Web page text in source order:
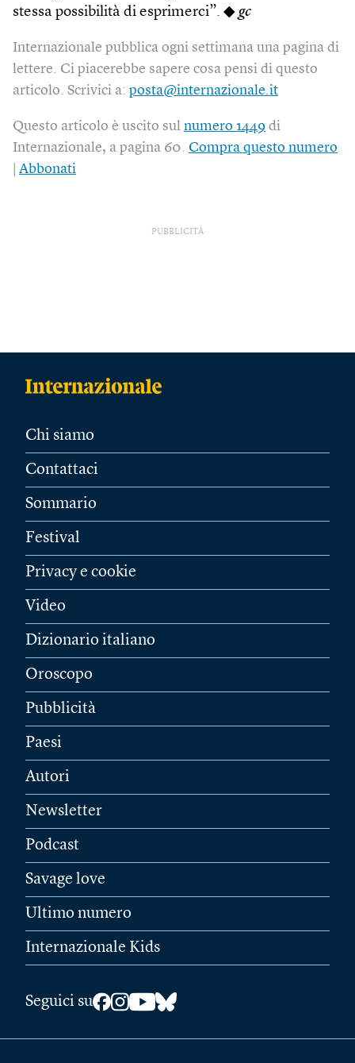
stessa possibilità di esprimerci”. ◆ gc
Internazionale pubblica ogni settimana una pagina di
lettere. Ci piacerebbe sapere cosa pensi di questo
articolo. Scrivici a: posta@internazionale.it
Questo articolo è uscito sul numero 1449 di
Internazionale, a pagina 60. Compra questo numero
Abbonati
PUBBLICITÀ
Chi siamo
Contattaci
Sommario
Festival
Privacy e cookie
Video
Dizionario italiano
Oroscopo
Pubblicità
Paesi
Autori
Newsletter
Podcast
Savage love
Ultimo numero
Internazionale Kids
Seguici su